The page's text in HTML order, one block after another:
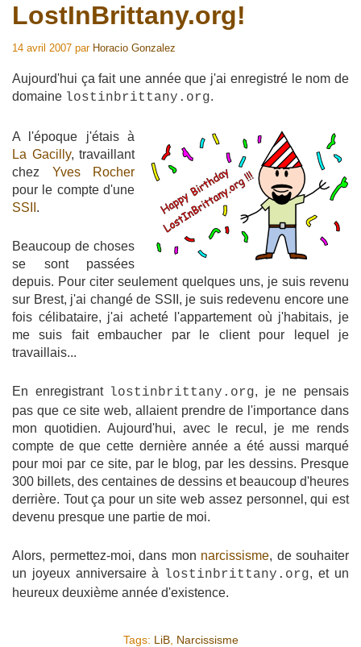
LostInBrittany.org!
14 avril 2007 par Horacio Gonzalez
Aujourd'hui ça fait une année que j'ai enregistré le nom de
domaine lostinbrittany.org.
A l'époque j'étais à
La Gacilly, travaillant
chez Yves Rocher
pour le compte d'une
SSII .
Beaucoup de choses
se sont passées
depuis. Pour citer seulement quelques uns, je suis revenu
sur Brest, j'ai changé de SSII, je suis redevenu encore une
fois célibataire, j'ai acheté l'appartement où j'habitais, je
me suis fait embaucher par le client pour lequel je
travaillais...
En enregistrant lostinbrittany.org, je ne pensais
pas que ce site web, allaient prendre de l'importance dans
mon quotidien. Aujourd'hui, avec le recul, je me rends
compte de que cette dernière année a été aussi marqué
pour moi par ce site, par le blog, par les dessins. Presque
300 billets, des centaines de dessins et beaucoup d'heures
derrière. Tout ça pour un site web assez personnel, qui est
devenu presque une partie de moi.
Alors, permettez-moi, dans mon narcissisme, de souhaiter
un joyeux anniversaire à lostinbrittany.org, et un
heureux deuxième année d'existence.
Tags: LiB, Narcissisme